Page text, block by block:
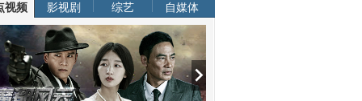
视频 影视剧 综艺 自媒体